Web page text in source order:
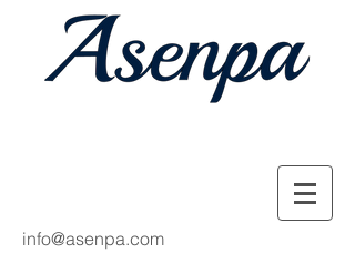
info@asenpa.com